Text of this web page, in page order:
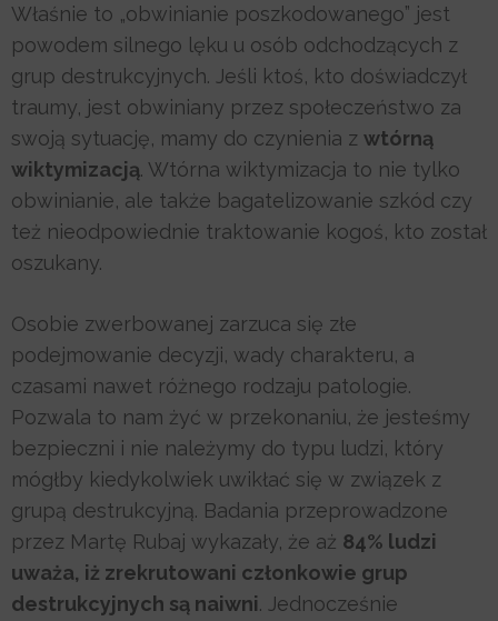
Właśnie to „obwinianie poszkodowanego” jest
powodem silnego lęku u osób odchodzących z
grup destrukcyjnych. Jeśli ktoś, kto doświadczył
traumy, jest obwiniany przez społeczeństwo za
swoją sytuację, mamy do czynienia z wtórną
wiktymizacją. Wtórna wiktymizacja to nie tylko
obwinianie, ale także bagatelizowanie szkód czy
też nieodpowiednie traktowanie kogoś, kto został
oszukany.
Osobie zwerbowanej zarzuca się złe
podejmowanie decyzji, wady charakteru, a
czasami nawet różnego rodzaju patologie.
Pozwala to nam żyć w przekonaniu, że jesteśmy
bezpieczni i nie należymy do typu ludzi, który
mógłby kiedykolwiek uwikłać się w związek z
grupą destrukcyjną. Badania przeprowadzone
przez Martę Rubaj wykazały, że aż 84% ludzi
uważa, iż zrekrutowani członkowie grup
destrukcyjnych są naiwni. Jednocześnie